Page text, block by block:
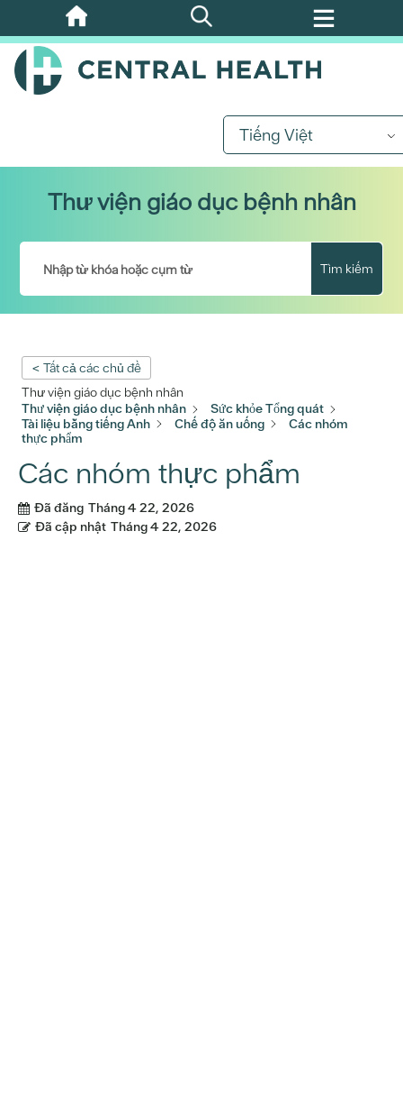
Bỏ
qua
nội
Tiếng Việt
Thư viện giáo dục bệnh nhân
Tìm kiếm
< Tất cả các chủ đề
Thư viện giáo dục bệnh nhân
Thư viện giáo dục bệnh nhân
Sức khỏe Tổng quát
Tài liệu bằng tiếng Anh
Chế độ ăn uống
Các nhóm
thực phẩm
Các nhóm thực phẩm
Đã đăng Tháng 4 22, 2026
Đã cập nhật Tháng 4 22, 2026